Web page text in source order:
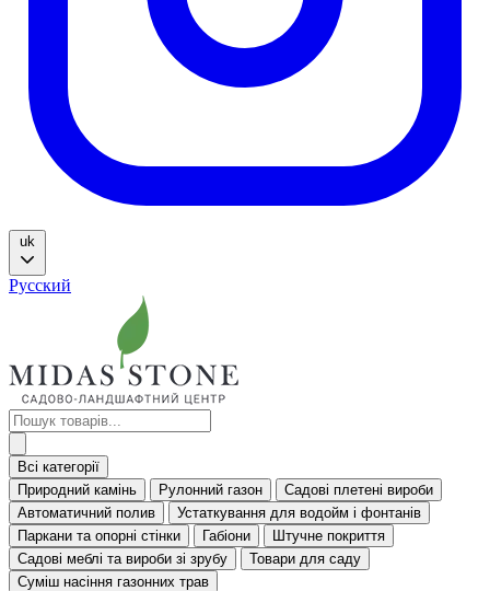
uk
Русский
Всі категорії
Природний камінь
Рулонний газон
Садові плетені вироби
Автоматичний полив
Устаткування для водойм і фонтанів
Паркани та опорні стінки
Габіони
Штучне покриття
Садові меблі та вироби зі зрубу
Товари для саду
Суміш насіння газонних трав